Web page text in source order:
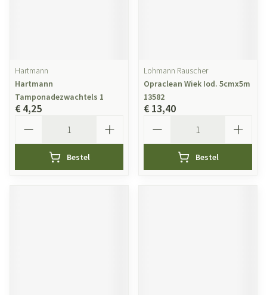
Hartmann
Hartmann
Tamponadezwachtels 1
€ 4,25
Bestel
Lohmann Rauscher
Opraclean Wiek Iod. 5cmx5m
13582
€ 13,40
Bestel